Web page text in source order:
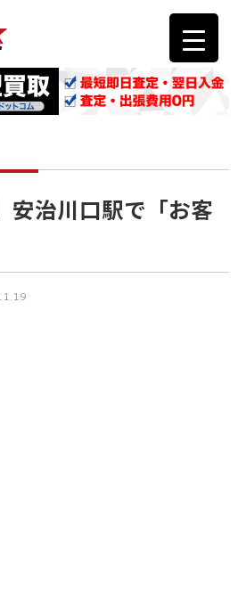
安治川口駅で「お客